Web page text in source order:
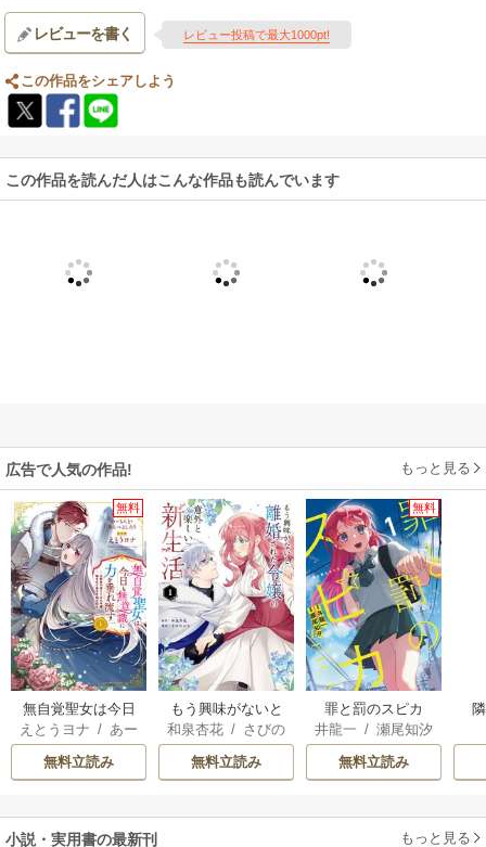
レビューを書く レビュー投稿で最大1000pt!
この作品をシェアしよう
この作品を読んだ人はこんな作品も読んでいます
広告で人気の作品! もっと見る
無料
無自覚聖女は今日
も無意識に力を垂
れ流す ～公爵家
の落ちこぼれ令
を掴み取る～
えとうヨナ /あー
もんど/ あんべよ
しろう
無料立読み
もう興味がないと
離婚された令嬢の
意外と楽しい新生
活
和泉杏花 / さびの
ぶち
無料立読み
無料
罪と罰のスピカ
井龍一 /瀬尾知汐
無料立読み
小説・実用書の最新刊 もっと見る